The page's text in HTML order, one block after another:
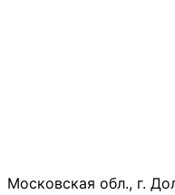
Московская обл., г.